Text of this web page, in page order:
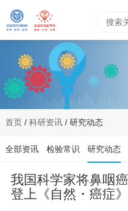
首页/ 科研资讯/ 研究动态
全部资讯 检验常识 研究动态
我国科学家将鼻咽
登上《自然・癌症》